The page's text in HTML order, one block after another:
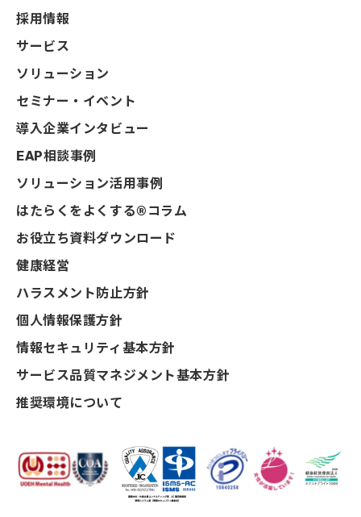
採用情報
サービス
ソリューション
セミナー・イベント
導入企業インタビュー
EAP相談事例
ソリューション活用事例
はたらくをよくする®コラム
お役立ち資料ダウンロード
健康経営
ハラスメント防止方針
個人情報保護方針
情報セキュリティ基本方針
サービス品質マネジメント基本方針
推奨環境について